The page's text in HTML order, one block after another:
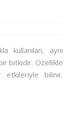
kullanılan, aynı
bitkidir. Özellikle
etkileriyle bilinir.